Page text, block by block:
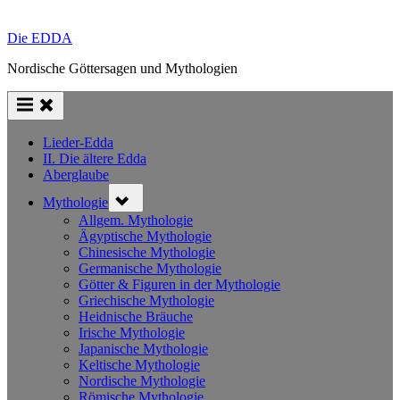
Die EDDA
Nordische Göttersagen und Mythologien
Lieder-Edda
II. Die ältere Edda
Aberglaube
Mythologie sub-
menu
Allgem. Mythologie
Ägyptische Mythologie
Chinesische Mythologie
Germanische Mythologie
Götter & Figuren in der Mythologie
Griechische Mythologie
Heidnische Bräuche
Irische Mythologie
Japanische Mythologie
Keltische Mythologie
Nordische Mythologie
Römische Mythologie